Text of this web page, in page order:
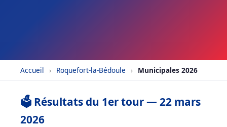
Accueil › Roquefort-la-Bédoule › Municipales 2026
🗳️ Résultats du 1er tour — 22 mars
2026